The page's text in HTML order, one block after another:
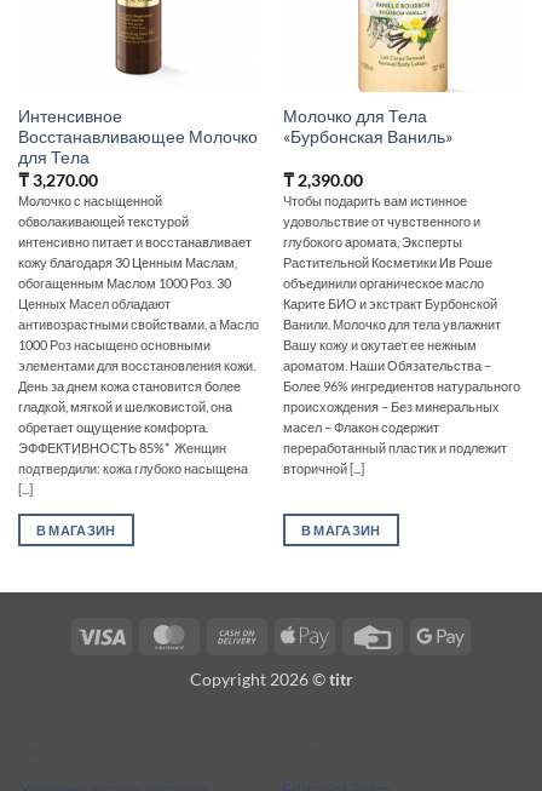
Интенсивное
Восстанавливающее Молочко
для Тела
₸3,270.00
Молочко с насыщенной
обволакивающей текстурой
интенсивно питает и восстанавливает
кожу благодаря 30 Ценным Маслам,
обогащенным Маслом 1000 Роз. 30
Ценных Масел обладают
антивозрастными свойствами, а Масло
1000 Роз насыщено основными
элементами для восстановления кожи.
День за днем кожа становится более
гладкой, мягкой и шелковистой, она
обретает ощущение комфорта.
ЭФФЕКТИВНОСТЬ 85%* Женщин
подтвердили: кожа глубоко насыщена
[...]
В МАГАЗИН
Молочко для Тела
«Бурбонская Ваниль»
₸2,390.00
Чтобы подарить вам истинное
удовольствие от чувственного и
глубокого аромата, Эксперты
Растительной Косметики Ив Роше
объединили органическое масло
Карите БИО и экстракт Бурбонской
Ванили. Молочко для тела увлажнит
Вашу кожу и окутает ее нежным
ароматом. Наши Обязательства –
Более 96% ингредиентов натурального
происхождения – Без минеральных
масел – Флакон содержит
переработанный пластик и подлежит
вторичной [...]
В МАГАЗИН
Visa MasterCardCash
Delivery
Apple
Credit
Google
Copyright 2026 ©titr